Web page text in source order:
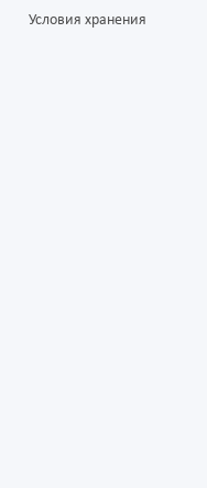
Условия хранения